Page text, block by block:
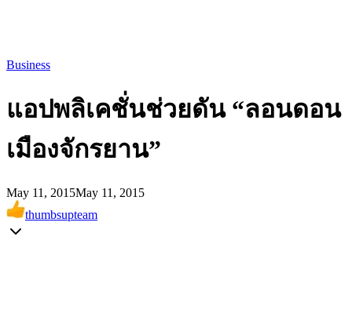
Business
แอปพลิเคชั่นช่วยดัน “ลอนดอน
เมืองจักรยาน”
May 11, 2015May 11, 2015
thumbsupteam